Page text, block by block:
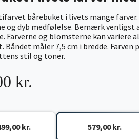
bårebuket i livets mange
og dyb medfølelse. Bemærk venligst
Farverne og blomsterne kan variere
Båndet måler 7,5 cm i bredde. Farven
stil og toner.
kr.
kr. 579,00 kr.